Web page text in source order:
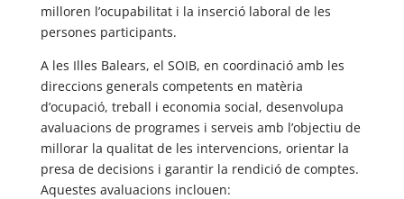
milloren l’ocupabilitat i la inserció laboral de les
persones participants.
A les Illes Balears, el SOIB, en coordinació amb les
direccions generals competents en matèria
d’ocupació, treball i economia social, desenvolupa
avaluacions de programes i serveis amb l’objectiu de
millorar la qualitat de les intervencions, orientar la
presa de decisions i garantir la rendició de comptes.
Aquestes avaluacions inclouen: